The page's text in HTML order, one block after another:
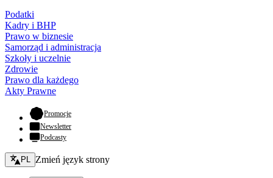
Podatki
Kadry i BHP
Prawo w biznesie
Samorząd i administracja
Szkoły i uczelnie
Zdrowie
Prawo dla każdego
Akty Prawne
Promocje- otwiera się w nowej karcie
Newsletter
Podcasty
Zmień język - bieżący:
PL Zmień język strony